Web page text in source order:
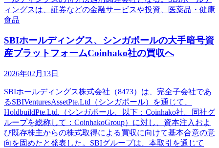
ィングスは、証券などの金融サービスや投資、医薬品・健康
食品
SBIホールディングス、シンガポールの大手暗号資
産プラットフォームCoinhako社の買収へ
2026年02月13日
SBIホールディングス株式会社（8473）は、完全子会社であ
るSBIVenturesAssetPte.Ltd（シンガポール）を通じて、
HoldbuildPte.Ltd.（シンガポール、以下：Coinhako社。同社グ
ループを総称して：CoinhakoGroup）に対し、資本注入およ
び既存株主からの株式取得による買収に向けて基本合意の意
向を固めたと発表した。SBIグループは、本取引を通じて